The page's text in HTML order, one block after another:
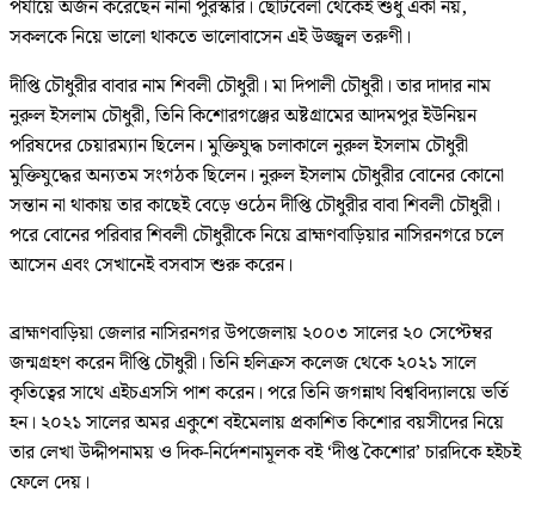
পর্যায়ে অর্জন করেছেন নানা পুরস্কার। ছোটবেলা থেকেই শুধু একা নয়,
সকলকে নিয়ে ভালো থাকতে ভালোবাসেন এই উজ্জ্বল তরুণী।
দীপ্তি চৌধুরীর বাবার নাম শিবলী চৌধুরী। মা দিপালী চৌধুরী। তার দাদার নাম
নুরুল ইসলাম চৌধুরী, তিনি কিশোরগঞ্জের অষ্টগ্রামের আদমপুর ইউনিয়ন
পরিষদের চেয়ারম্যান ছিলেন। মুক্তিযুদ্ধ চলাকালে নুরুল ইসলাম চৌধুরী
মুক্তিযুদ্ধের অন্যতম সংগঠক ছিলেন। নুরুল ইসলাম চৌধুরীর বোনের কোনো
সন্তান না থাকায় তার কাছেই বেড়ে ওঠেন দীপ্তি চৌধুরীর বাবা শিবলী চৌধুরী।
পরে বোনের পরিবার শিবলী চৌধুরীকে নিয়ে ব্রাহ্মণবাড়িয়ার নাসিরনগরে চলে
আসেন এবং সেখানেই বসবাস শুরু করেন।
ব্রাহ্মণবাড়িয়া জেলার নাসিরনগর উপজেলায় ২০০৩ সালের ২০ সেপ্টেম্বর
জন্মগ্রহণ করেন দীপ্তি চৌধুরী। তিনি হলিক্রস কলেজ থেকে ২০২১ সালে
কৃতিত্বের সাথে এইচএসসি পাশ করেন। পরে তিনি জগন্নাথ বিশ্ববিদ্যালয়ে ভর্তি
হন। ২০২১ সালের অমর একুশে বইমেলায় প্রকাশিত কিশোর বয়সীদের নিয়ে
তার লেখা উদ্দীপনাময় ও দিক-নির্দেশনামূলক বই ‘দীপ্ত কৈশোর’ চারদিকে হইচই
ফেলে দেয়।